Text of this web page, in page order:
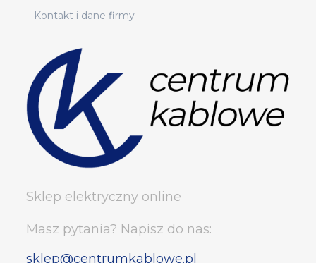
Kontakt i dane firmy
Sklep elektryczny online
Masz pytania? Napisz do nas:
sklep@centrumkablowe.pl